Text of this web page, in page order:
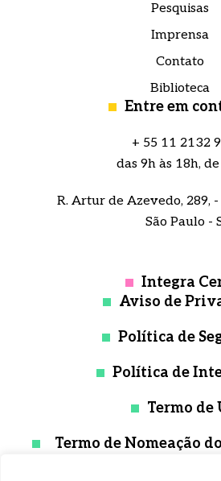
Pesquisas
Imprensa
Contato
Biblioteca
Entre em
+ 55 11 2132
das 9h às 18h, de
R. Artur de Azevedo, 289,
São Paulo -
Integra
Aviso de
Política de
Política de
Termo de
Termo de Nomeação